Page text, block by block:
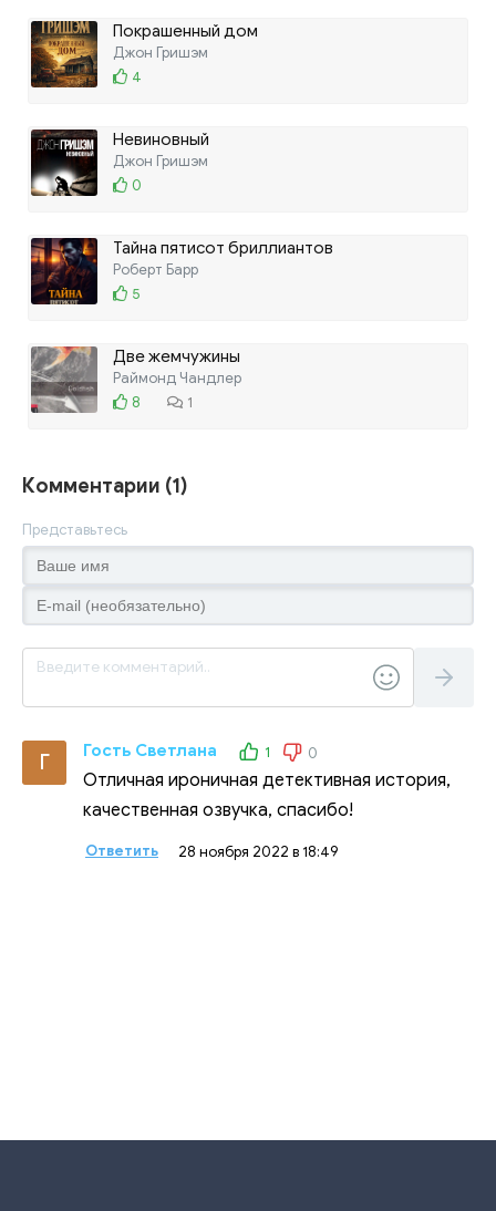
Покрашенный дом
Джон Гришэм
4
Невиновный
Джон Гришэм
0
Тайна пятисот бриллиантов
Роберт Барр
5
Две жемчужины
Раймонд Чандлер
8
1
Комментарии (1)
Представьтесь
Г Гость Светлана 1 0
Отличная ироничная детективная история,
качественная озвучка, спасибо!
Ответить 28 ноября 2022 в 18:49